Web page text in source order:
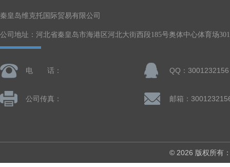
秦皇岛维克托国际贸易有限公司
公司地址：河北省秦皇岛市海港区河北大街西段185号奥体中心体育场
电 话： QQ：3001232156
公司传真： 邮箱：
© 2026 版权所有